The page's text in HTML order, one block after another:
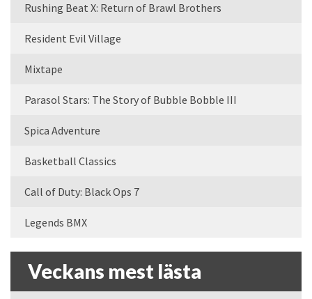
Rushing Beat X: Return of Brawl Brothers
Resident Evil Village
Mixtape
Parasol Stars: The Story of Bubble Bobble III
Spica Adventure
Basketball Classics
Call of Duty: Black Ops 7
Legends BMX
Veckans mest lästa